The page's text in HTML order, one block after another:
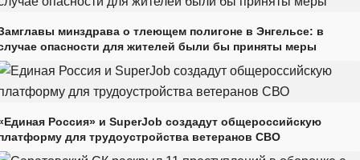
минздрава о тлеющем полигоне в Энгельсе: в
опасности для жителей были бы приняты меры
Россия» и SuperJob создадут общероссийскую
для трудоустройства ветеранов СВО